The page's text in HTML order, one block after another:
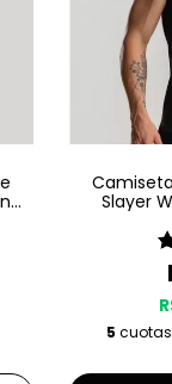
Slayer
5